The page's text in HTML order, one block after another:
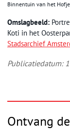
Binnentuin van het
Omslagbeeld:
Koti in het
Stadsarchief
Publicatiedatum:
Ontvang